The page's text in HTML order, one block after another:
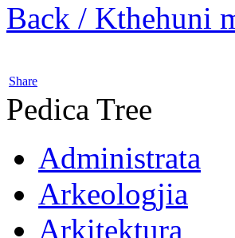
Back / Kthehuni
Share
Pedica Tree
Administrata
Arkeologjia
Arkitektura